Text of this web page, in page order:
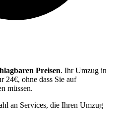
Preisen. Ihr Umzug in
24€, ohne dass Sie auf
müssen.
an Services, die Ihren Umzug